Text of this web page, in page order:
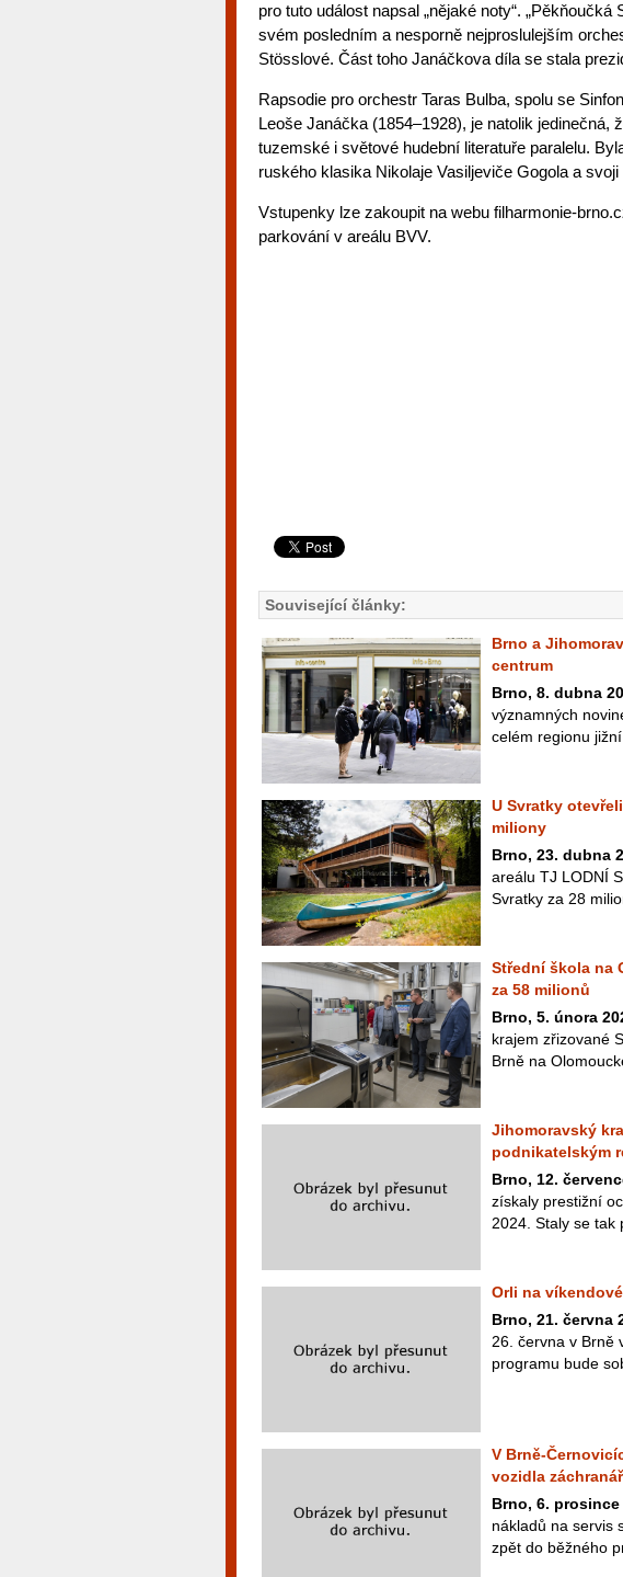
pro tuto událost napsal „nějaké noty“.
svém posledním a nesporně nejproslulejším
Stösslové. Část toho Janáčkova díla se stala
Rapsodie pro orchestr Taras Bulba, spolu se
Leoše Janáčka (1854–1928), je natolik
tuzemské i světové hudební literatuře paralelu.
ruského klasika Nikolaje Vasiljeviče Gogola a
Vstupenky lze zakoupit na webu filharmonie-
parkování v areálu BVV.
Související články:
Brno a
centrum
Brno, 8. dubna
významných
celém regionu
U Svratky
miliony
Brno, 23. dubna
areálu TJ LODNÍ
Svratky za 28
Střední škola na
za 58 milionů
Brno, 5. února
krajem zřizované
Brně na
Jihomoravský
podnikatelským
Brno, 12.
získaly prestižní
2024. Staly se tak
Orli na
Brno, 21. června
26. června v Brně
programu bude
V Brně-
vozidla
Brno, 6. prosince
nákladů na servis
zpět do běžného